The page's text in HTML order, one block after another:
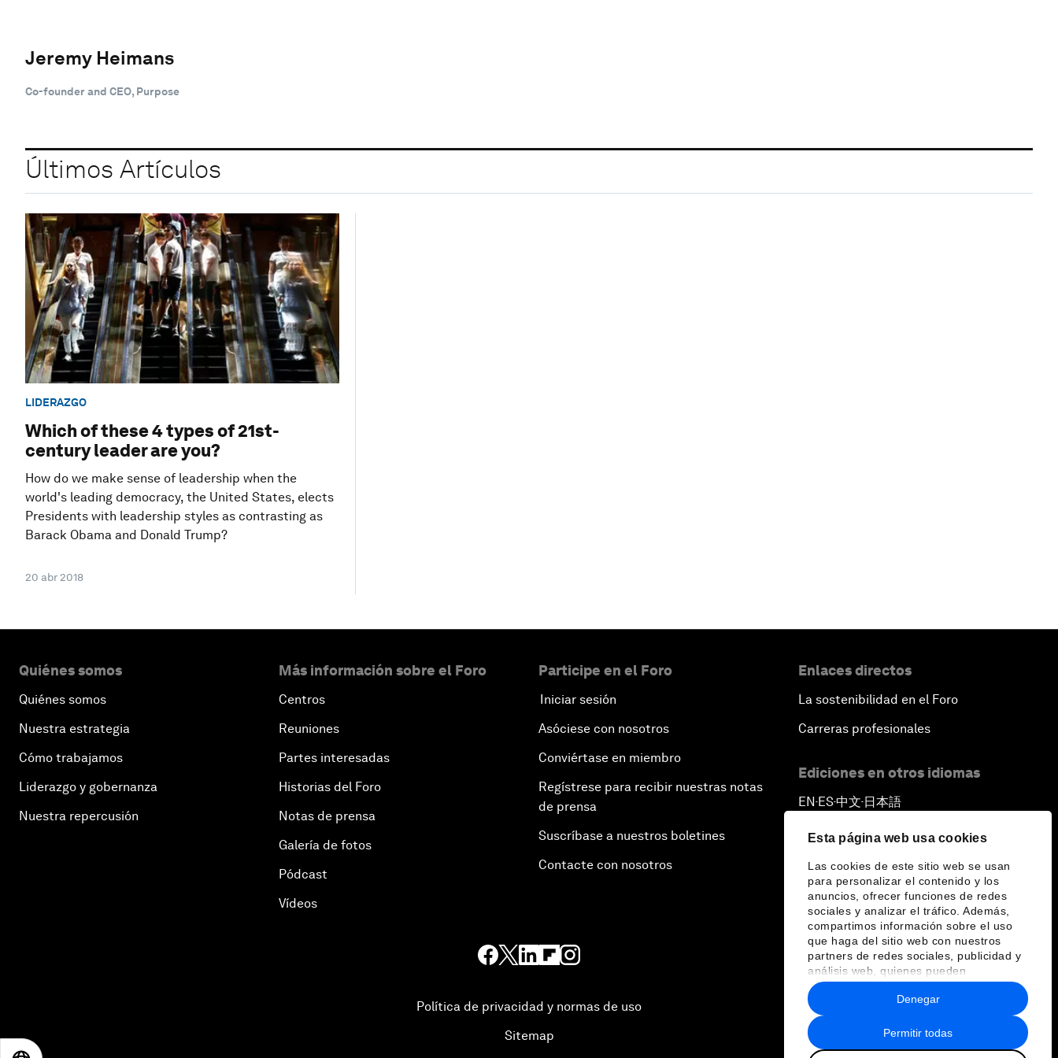
Esta página web usa cookies
Las cookies de este sitio web se usan
para personalizar el contenido y los
anuncios, ofrecer funciones de redes
sociales y analizar el tráfico. Además,
compartimos información sobre el uso
que haga del sitio web con nuestros
partners de redes sociales, publicidad y
análisis web, quienes pueden
combinarla con otra información que les
haya proporcionado o que hayan
recopilado a partir del uso que haya
hecho de sus servicios.
Permitir todas
Denegar
Jeremy Heimans
Co-founder and CEO, Purpose
Últimos Artículos
LIDERAZGO
Which of these 4 types of 21st-
century leader are you?
How do we make sense of leadership when the
world's leading democracy, the United States, elects
Presidents with leadership styles as contrasting as
Barack Obama and Donald Trump?
20 abr 2018
Quiénes somos
Quiénes somos
Nuestra estrategia
Cómo trabajamos
Liderazgo y gobernanza
Nuestra repercusión
Más información sobre el Foro
Centros
Reuniones
Partes interesadas
Historias del Foro
Notas de prensa
Galería de fotos
Pódcast
Vídeos
Participe en el Foro
Iniciar sesión
Asóciese con nosotros
Conviértase en miembro
Regístrese para recibir nuestras notas
de prensa
Suscríbase a nuestros boletines
Contacte con nosotros
Enlaces directos
La sostenibilidad en el Foro
Carreras profesionales
Ediciones en otros idiomas
EN ▪ ES▪中文▪ 日本語
Política de privacidad y normas de uso
Sitemap